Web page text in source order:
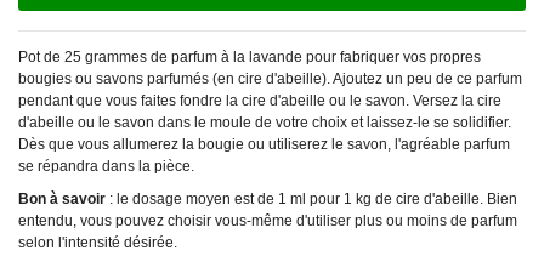
Pot de 25 grammes de parfum à la lavande pour fabriquer vos propres
bougies ou savons parfumés (en cire d'abeille). Ajoutez un peu de ce parfum
pendant que vous faites fondre la cire d'abeille ou le savon. Versez la cire
d'abeille ou le savon dans le moule de votre choix et laissez-le se solidifier.
Dès que vous allumerez la bougie ou utiliserez le savon, l'agréable parfum
se répandra dans la pièce.
Bon à savoir : le dosage moyen est de 1 ml pour 1 kg de cire d'abeille. Bien
entendu, vous pouvez choisir vous-même d'utiliser plus ou moins de parfum
selon l'intensité désirée.